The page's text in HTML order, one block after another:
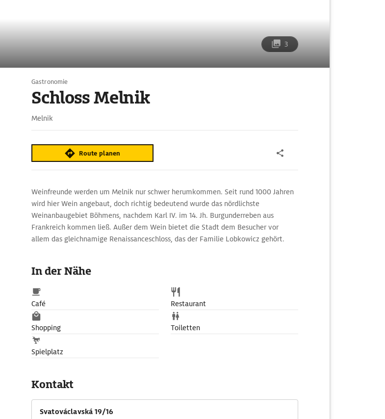
3
Gastronomie
Schloss Melnik
Melnik
Route planen
Weinfreunde werden um Melnik nur schwer herumkommen. Seit rund 1000 Jahren
wird hier Wein angebaut, doch richtig bedeutend wurde das nördlichste
Weinanbaugebiet Böhmens, nachdem Karl IV. im 14. Jh. Burgunderreben aus
Frankreich kommen ließ. Außer dem Wein bietet die Stadt dem Besucher vor
allem das gleichnamige Renaissanceschloss, das der Familie Lobkowicz gehört.
6000 Hektoliter Wein gelagert werden. Im Weinkeller finden Verkostungen statt.
Von der Aussichtsterrasse des Schlosses hat man einen wunderbaren Ausblick auf
den Zusammenfluss von Moldau und Elbe.
In der Nähe
Café Restaurant
Shopping Toiletten
Spielplatz
Kontakt
Svatováclavská 19/16